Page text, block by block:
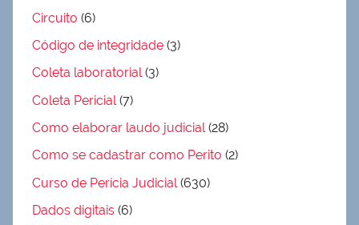
Circuito (6)
Código de integridade (3)
Coleta laboratorial(3)
Coleta Pericial (7)
Como elaborar laudo judicial(28)
Como se cadastrar como Perito (2)
Curso de Perícia Judicial(630)
Dados digitais (6)